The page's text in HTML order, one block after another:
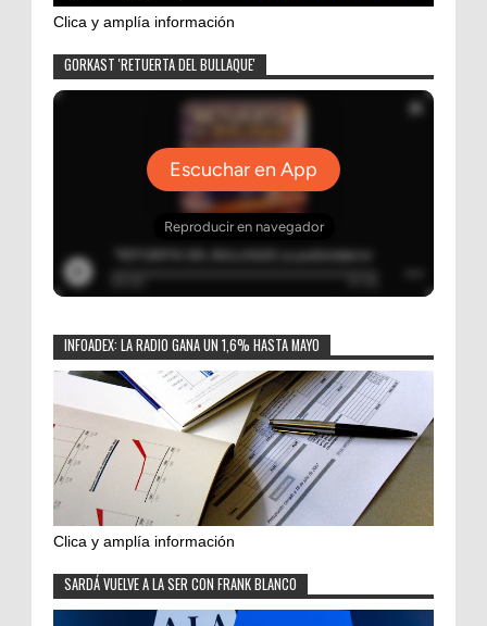
Clica y amplía información
GORKAST 'RETUERTA DEL BULLAQUE'
INFOADEX: LA RADIO GANA UN 1,6% HASTA MAYO
Clica y amplía información
SARDÁ VUELVE A LA SER CON FRANK BLANCO